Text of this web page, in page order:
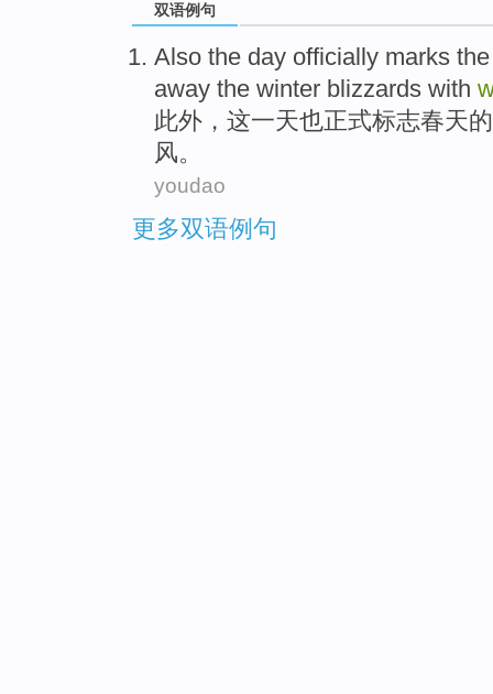
双语例句
Also the day officially marks
away the winter blizzards with
此外 ， 这一天也正式标志春天的
风。
youdao
更多双语例句